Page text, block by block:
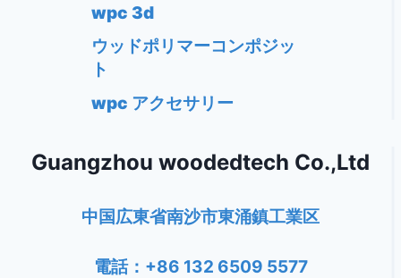
wpc 3d
ウッドポリマーコンポジッ
ト
wpc アクセサリー
Guangzhou woodedtech Co.,Ltd
中国広東省南沙市東涌鎮工業区
電話：+86 132 6509 5577